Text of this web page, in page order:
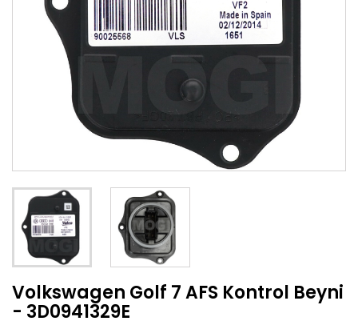
Volkswagen Golf 7 AFS Kontrol Beyni
- 3D0941329E